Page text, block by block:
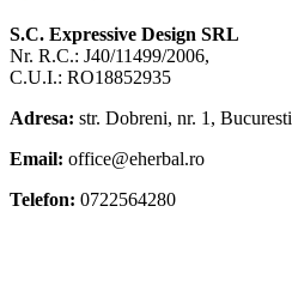
S.C. Expressive Design SRL
Nr. R.C.: J40/11499/2006,
C.U.I.: RO18852935
Adresa: str. Dobreni, nr. 1, Bucuresti
Email: office@eherbal.ro
Telefon: 0722564280